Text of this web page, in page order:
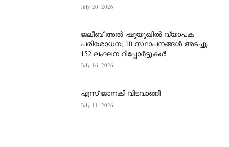
July 20, 2026
ജലീബ് അൽ-ഷുയൂഖിൽ വ്യാപക
പരിശോധന; 10 സ്ഥാപനങ്ങൾ അടച്ചു,
152 ലംഘന റിപ്പോർട്ടുകൾ
July 16, 2026
എസ് ജാനകി വിടവാങ്ങി
July 11, 2026